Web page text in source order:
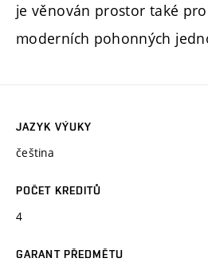
je věnován prostor také
moderních pohonných
JAZYK VÝUKY
čeština
POČET KREDITŮ
4
GARANT PŘEDMĚTU